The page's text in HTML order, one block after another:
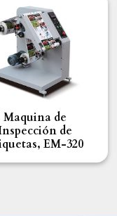
Maquina de
de
EM-320